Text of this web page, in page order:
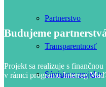
Partnerstvo
Transparentnosť
Súvisiace projekty
Budujeme
Projekt sa realizuje s
v rámci programu Interreg